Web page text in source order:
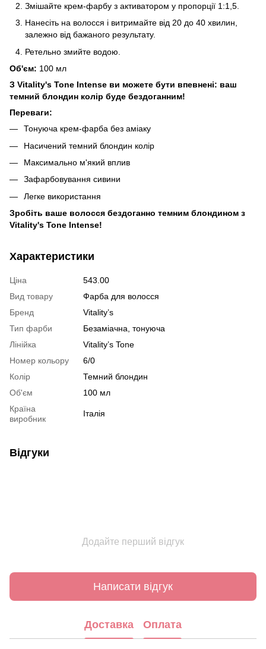
Змішайте крем-фарбу з активатором у пропорції 1:1,5.
Нанесіть на волосся і витримайте від 20 до 40 хвилин,
залежно від бажаного результату.
Ретельно змийте водою.
Об'єм: 100 мл
З Vitality's Tone Intense ви можете бути впевнені: ваш
темний блондин колір буде бездоганним!
Переваги:
Тонуюча крем-фарба без аміаку
Насичений темний блондин колір
Максимально м'який вплив
Зафарбовування сивини
Легке використання
Зробіть ваше волосся бездоганно темним блондином з
Vitality's Tone Intense!
Характеристики
Ціна
543.00
Вид товару
Фарба для волосся
Бренд
Vitality’s
Тип фарби
Безаміачна, тонуюча
Лінійка
Vitality’s Tone
Номер кольору
6/0
Колір
Темний блондин
Об'єм
100 мл
Країна
виробник
Італія
Відгуки
Додайте перший відгук
Написати відгук
Доставка Оплата